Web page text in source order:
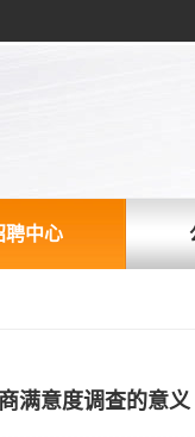
聘中心
满意度调查的意义